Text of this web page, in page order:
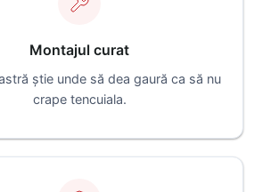
Montajul curat
știe unde să dea gaură ca să nu
crape tencuiala.